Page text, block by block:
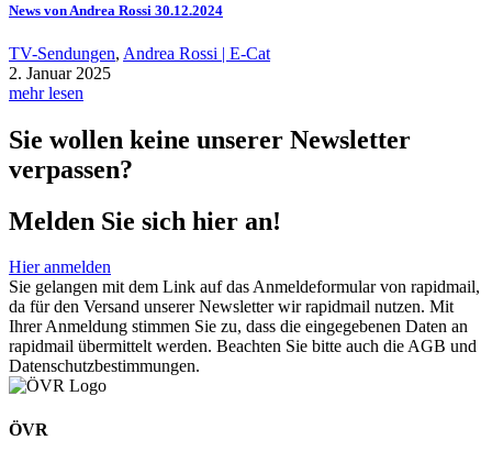
News von Andrea Rossi 30.12.2024
TV-Sendungen, Andrea Rossi | E-Cat
2. Januar 2025
mehr lesen
Sie wollen keine unserer Newsletter
verpassen?
Melden Sie sich hier an!
Hier anmelden
Sie gelangen mit dem Link auf das Anmeldeformular von rapidmail,
da für den Versand unserer Newsletter wir rapidmail nutzen. Mit
Ihrer Anmeldung stimmen Sie zu, dass die eingegebenen Daten an
rapidmail übermittelt werden. Beachten Sie bitte auch die AGB und
Datenschutzbestimmungen.
ÖVR